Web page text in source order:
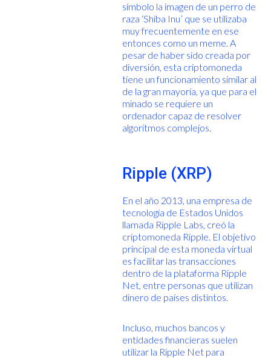
símbolo la imagen de un perro de
raza ‘Shiba Inu’ que se utilizaba
muy frecuentemente en ese
entonces como un meme. A
pesar de haber sido creada por
diversión, esta criptomoneda
tiene un funcionamiento similar al
de la gran mayoría, ya que para el
minado se requiere un
ordenador capaz de resolver
algoritmos complejos.
Ripple (XRP)
En el año 2013, una empresa de
tecnología de Estados Unidos
llamada Ripple Labs, creó la
criptomoneda Ripple. El objetivo
principal de esta moneda virtual
es facilitar las transacciones
dentro de la plataforma Ripple
Net, entre personas que utilizan
dinero de países distintos.
Incluso, muchos bancos y
entidades financieras suelen
utilizar la Ripple Net para